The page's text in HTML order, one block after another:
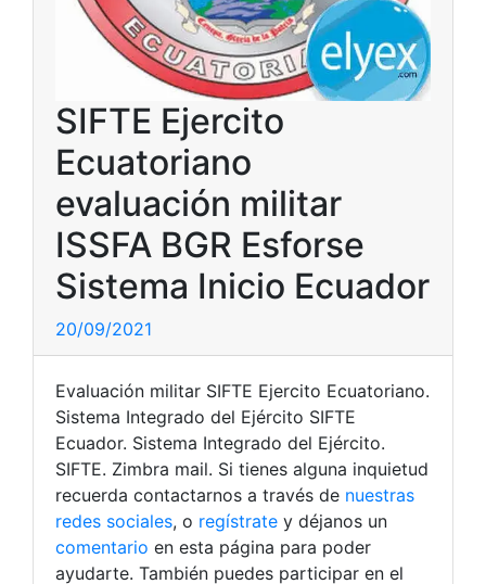
SIFTE Ejercito
Ecuatoriano
evaluación militar
ISSFA BGR Esforse
Sistema Inicio Ecuador
20/09/2021
Evaluación militar SIFTE Ejercito Ecuatoriano.
Sistema Integrado del Ejército SIFTE
Ecuador. Sistema Integrado del Ejército.
SIFTE. Zimbra mail. Si tienes alguna inquietud
recuerda contactarnos a través de nuestras
redes sociales, o regístrate y déjanos un
comentario en esta página para poder
ayudarte. También puedes participar en el